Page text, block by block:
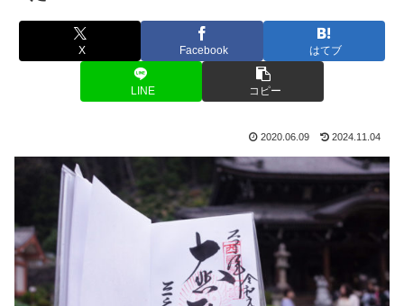
X Facebook はてブ
LINE コピー
2020.06.09 2024.11.04